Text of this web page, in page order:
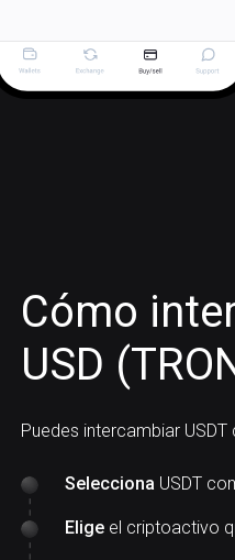
Cómo
USD
Puedes intercambiar USDT
Selecciona USDT
Elige el criptoactivo